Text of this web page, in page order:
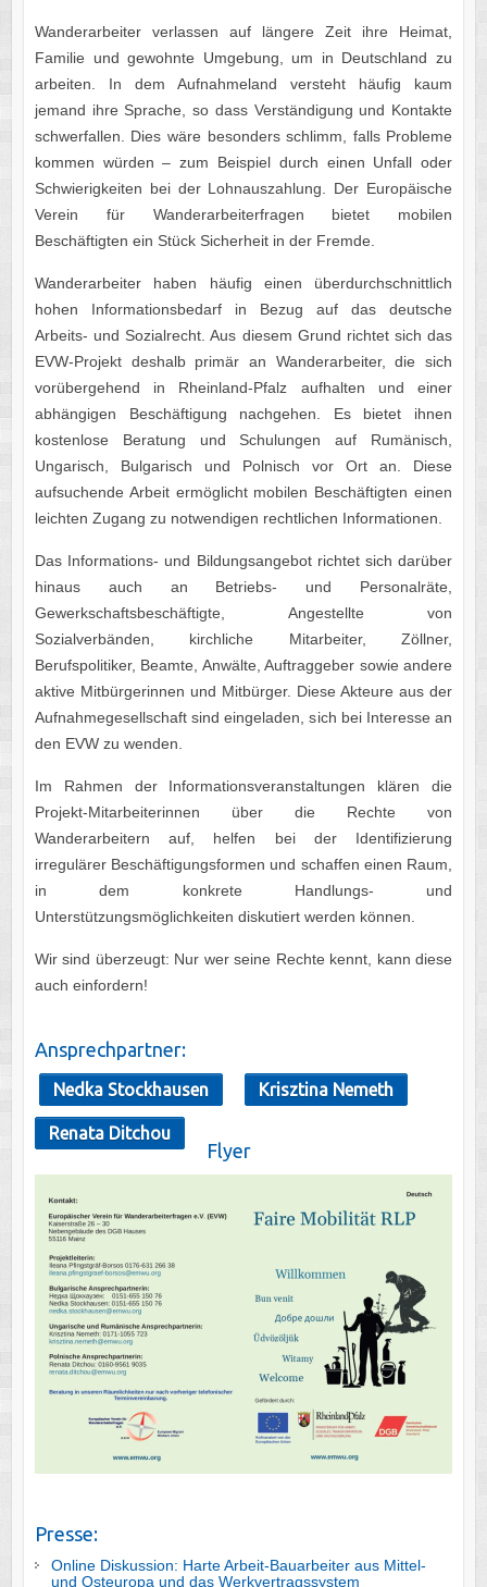
Wanderarbeiter verlassen auf längere Zeit ihre Heimat,
Familie und gewohnte Umgebung, um in Deutschland zu
arbeiten. In dem Aufnahmeland versteht häufig kaum
jemand ihre Sprache, so dass Verständigung und Kontakte
schwerfallen. Dies wäre besonders schlimm, falls Probleme
kommen würden – zum Beispiel durch einen Unfall oder
Schwierigkeiten bei der Lohnauszahlung. Der Europäische
Verein für Wanderarbeiterfragen bietet mobilen
Beschäftigten ein Stück Sicherheit in der Fremde.
Wanderarbeiter haben häufig einen überdurchschnittlich
hohen Informationsbedarf in Bezug auf das deutsche
Arbeits- und Sozialrecht. Aus diesem Grund richtet sich das
EVW-Projekt deshalb primär an Wanderarbeiter, die sich
vorübergehend in Rheinland-Pfalz aufhalten und einer
abhängigen Beschäftigung nachgehen. Es bietet ihnen
kostenlose Beratung und Schulungen auf Rumänisch,
Ungarisch, Bulgarisch und Polnisch vor Ort an. Diese
aufsuchende Arbeit ermöglicht mobilen Beschäftigten einen
leichten Zugang zu notwendigen rechtlichen Informationen.
Das Informations- und Bildungsangebot richtet sich darüber
hinaus auch an Betriebs- und Personalräte,
Gewerkschaftsbeschäftigte, Angestellte von
Sozialverbänden, kirchliche Mitarbeiter, Zöllner,
Berufspolitiker, Beamte, Anwälte, Auftraggeber sowie andere
aktive Mitbürgerinnen und Mitbürger. Diese Akteure aus der
Aufnahmegesellschaft sind eingeladen, sich bei Interesse an
den EVW zu wenden.
Im Rahmen der Informationsveranstaltungen klären die
Projekt-Mitarbeiterinnen über die Rechte von
Wanderarbeitern auf, helfen bei der Identifizierung
irregulärer Beschäftigungsformen und schaffen einen Raum,
in dem konkrete Handlungs- und
Unterstützungsmöglichkeiten diskutiert werden können.
Wir sind überzeugt: Nur wer seine Rechte kennt, kann diese
auch einfordern!
Ansprechpartner:
Nedka Stockhausen Krisztina Nemeth
Renata Ditchou
Flyer
Presse:
Online Diskussion: Harte Arbeit-Bauarbeiter aus Mittel-
und Osteuropa und das Werkvertragssystem